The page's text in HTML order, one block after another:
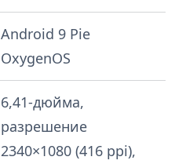
Android 9 Pie
OxygenOS
6,41-дюйма,
разрешение
2340×1080 (416 ppi),